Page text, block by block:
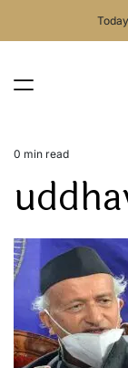
Estimated
time
0 min read